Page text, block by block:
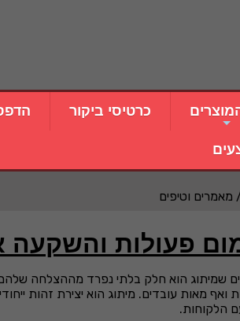
כרטיסי ביקור
מאמרים וטיפים
פעולות
שמיתוג הוא חלק בלתי נפרד מההצלחה
ואף מאות עובדים. מיתוג הוא יצירת זהות
הלקוחות.